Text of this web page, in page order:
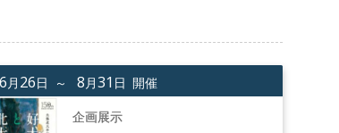
月 26日 ～ 8月31 日 開催
企画展示